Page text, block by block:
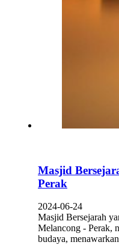
Masjid
Perak
2024-06-24
Masjid Bersejarah
Melancong - Perak,
budaya,